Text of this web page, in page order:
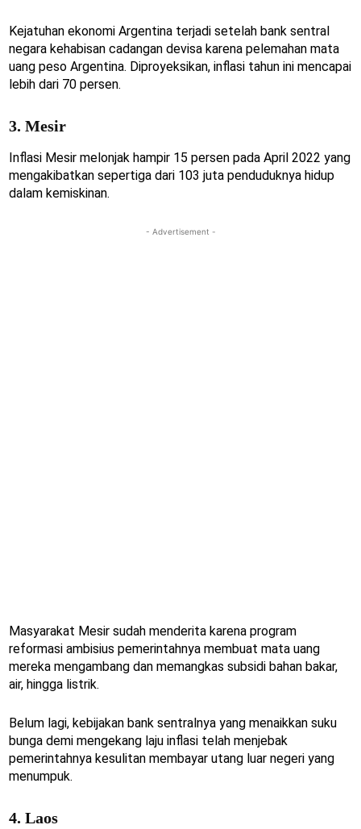
Kejatuhan ekonomi Argentina terjadi setelah bank sentral
negara kehabisan cadangan devisa karena pelemahan mata
uang peso Argentina. Diproyeksikan, inflasi tahun ini mencapai
lebih dari 70 persen.
3. Mesir
Inflasi Mesir melonjak hampir 15 persen pada April 2022 yang
mengakibatkan sepertiga dari 103 juta penduduknya hidup
dalam kemiskinan.
- Advertisement -
Masyarakat Mesir sudah menderita karena program
reformasi ambisius pemerintahnya membuat mata uang
mereka mengambang dan memangkas subsidi bahan bakar,
air, hingga listrik.
Belum lagi, kebijakan bank sentralnya yang menaikkan suku
bunga demi mengekang laju inflasi telah menjebak
pemerintahnya kesulitan membayar utang luar negeri yang
menumpuk.
4. Laos